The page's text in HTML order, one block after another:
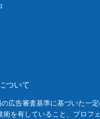
ついて
広告審査基準に基づいた一
を有していること、プロフ